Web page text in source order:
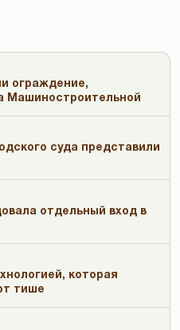
ограждение,
Машиностроительной
суда представили
отдельный вход в
которая
тише